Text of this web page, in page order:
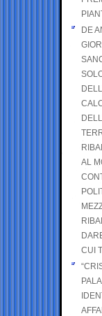
DE
AL
CUI